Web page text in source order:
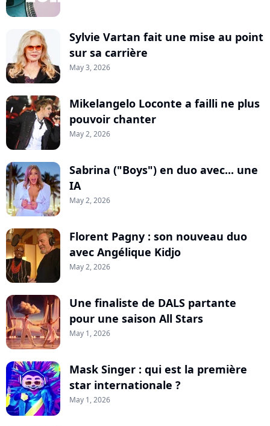
Sylvie Vartan fait une mise au point
sur sa carrière
May 3, 2026
Mikelangelo Loconte a failli ne plus
pouvoir chanter
May 2, 2026
Sabrina ("Boys") en duo avec... une
IA
May 2, 2026
Florent Pagny : son nouveau duo
avec Angélique Kidjo
May 2, 2026
Une finaliste de DALS partante
pour une saison All Stars
May 1, 2026
Mask Singer : qui est la première
star internationale ?
May 1, 2026